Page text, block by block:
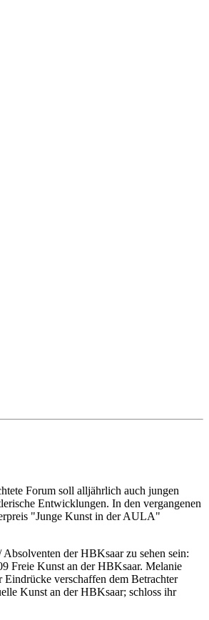
Forum soll alljährlich auch jungen
Entwicklungen. In den vergangenen
"Junge Kunst in der AULA"
der HBKsaar zu sehen sein:
Freie Kunst an der HBKsaar. Melanie
verschaffen dem Betrachter
Kunst an der HBKsaar; schloss ihr